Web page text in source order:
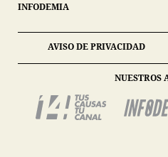
INFODEMIA
AVISO DE PRIVACIDAD
NUESTROS